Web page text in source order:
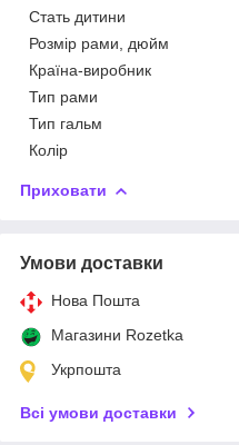
Стать дитини
Розмір рами, дюйм
Країна-виробник
Тип рами
Тип гальм
Колір
Приховати
Умови доставки
Нова Пошта
Магазини Rozetka
Укрпошта
Всі умови доставки